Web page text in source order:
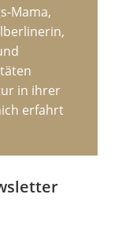
Mama,
in ihrer
erfahrt